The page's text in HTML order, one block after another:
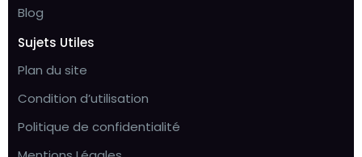
Blog
Sujets Utiles
Plan du site
Condition d’utilisation
Politique de confidentialité